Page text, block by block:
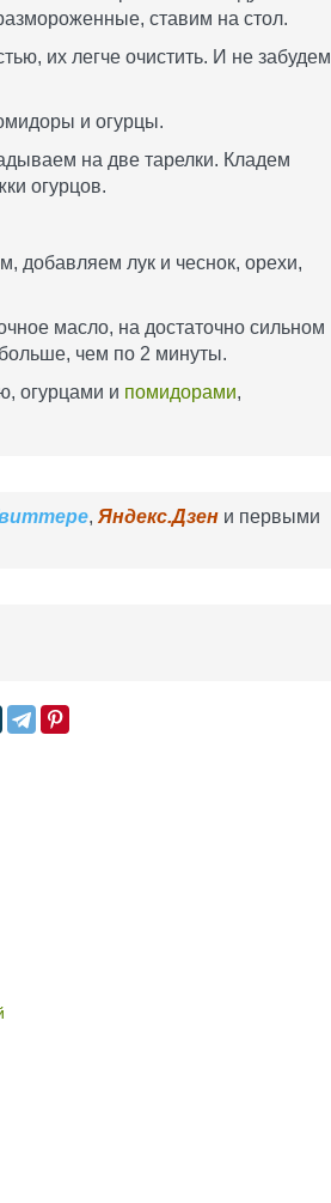
ставим на стол.
их легче очистить. И не забудем
и огурцы.
на две тарелки. Кладем
огурцов.
добавляем лук и чеснок, орехи,
масло, на достаточно сильном
чем по 2 минуты.
огурцами и помидорами,
, Яндекс.Дзен и первыми